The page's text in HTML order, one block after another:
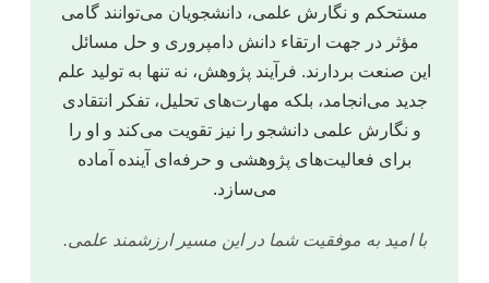
مستحکم و نگارش علمی، دانشجویان می‌توانند گامی
مؤثر در جهت ارتقاء دانش دامپروری و حل مسائل
این صنعت بردارند. فرآیند پژوهش، نه تنها به تولید علم
جدید می‌انجامد، بلکه مهارت‌های تحلیل، تفکر انتقادی
و نگارش علمی دانشجو را نیز تقویت می‌کند و او را
برای فعالیت‌های پژوهشی و حرفه‌ای آینده آماده
می‌سازد.
با امید به موفقیت شما در این مسیر ارزشمند علمی.